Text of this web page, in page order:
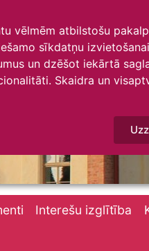
vēlmēm atbilstošu
sīkdatņu
un dzēšot iekārtā
Skaidra un
Interešu izglītība